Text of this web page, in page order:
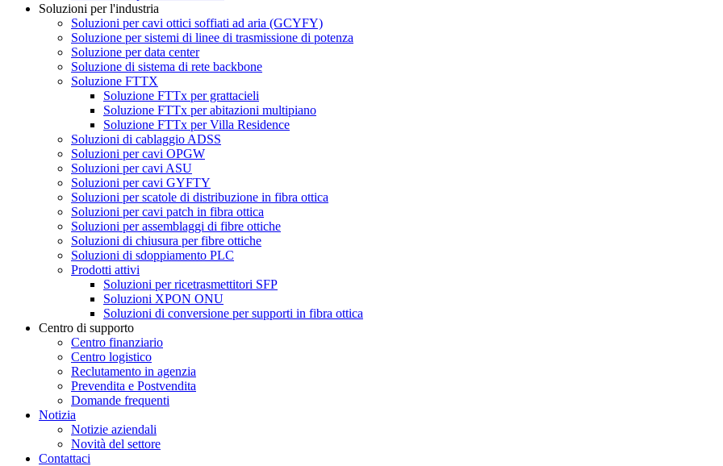
Soluzioni per l'industria
Soluzioni per cavi ottici soffiati ad aria (GCYFY)
Soluzione per sistemi di linee di trasmissione di potenza
Soluzione per data center
Soluzione di sistema di rete backbone
Soluzione FTTX
Soluzione FTTx per grattacieli
Soluzione FTTx per abitazioni multipiano
Soluzione FTTx per Villa Residence
Soluzioni di cablaggio ADSS
Soluzioni per cavi OPGW
Soluzioni per cavi ASU
Soluzioni per cavi GYFTY
Soluzioni per scatole di distribuzione in fibra ottica
Soluzioni per cavi patch in fibra ottica
Soluzioni per assemblaggi di fibre ottiche
Soluzioni di chiusura per fibre ottiche
Soluzioni di sdoppiamento PLC
Prodotti attivi
Soluzioni per ricetrasmettitori SFP
Soluzioni XPON ONU
Soluzioni di conversione per supporti in fibra ottica
Centro di supporto
Centro finanziario
Centro logistico
Reclutamento in agenzia
Prevendita e Postvendita
Domande frequenti
Notizia
Notizie aziendali
Novità del settore
Contattaci